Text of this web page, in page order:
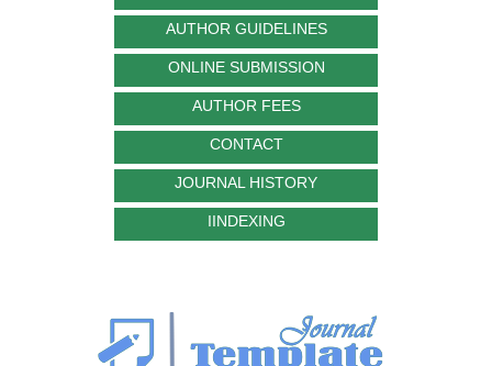
AUTHOR GUIDELINES
ONLINE SUBMISSION
AUTHOR FEES
CONTACT
JOURNAL HISTORY
IINDEXING